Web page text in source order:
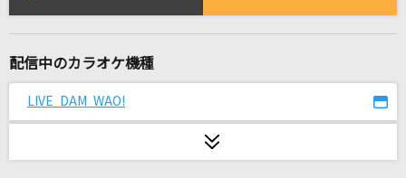
State of mind
ごめんね
配信中のカラオケ機種
LIVE DAM WAO!